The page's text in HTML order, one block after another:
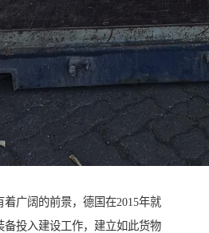
广阔的前景，德国在2015年就
备投入建设工作，建立如此货物